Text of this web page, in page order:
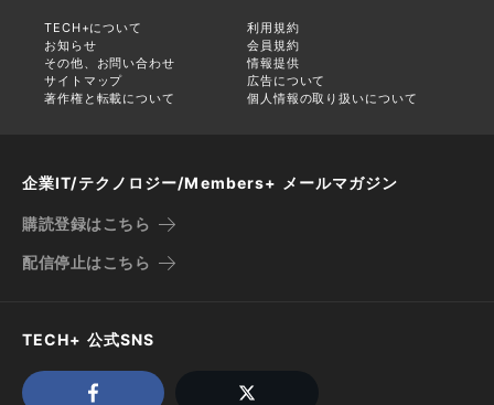
TECH+について
利用規約
お知らせ
会員規約
その他、お問い合わせ
情報提供
サイトマップ
広告について
著作権と転載について
個人情報の取り扱いについて
企業IT/テクノロジー/Members+ メールマガジン
購読登録はこちら
配信停止はこちら
TECH+ 公式SNS